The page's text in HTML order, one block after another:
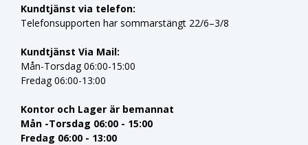
Kundtjänst via telefon:
Telefonsupporten har sommarstängt 22/6–3/8
Kundtjänst Via Mail:
Mån-Torsdag 06:00-15:00
Fredag 06:00-13:00
Kontor och Lager är bemannat
Mån -Torsdag 06:00 - 15:00
Fredag 06:00 - 13:00